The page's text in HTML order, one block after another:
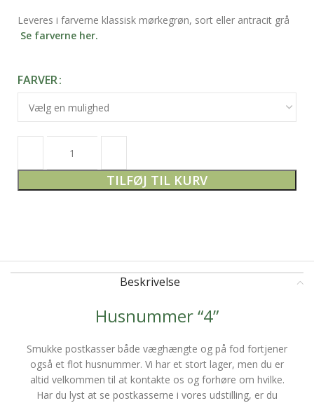
Leveres i farverne klassisk mørkegrøn, sort eller antracit grå
Se farverne her.
FARVER
TILFØJ TIL KURV
Beskrivelse
Husnummer “4”
Smukke postkasser både væghængte og på fod fortjener
også et flot husnummer. Vi har et stort lager, men du er
altid velkommen til at kontakte os og forhøre om hvilke.
Har du lyst at se postkasserne i vores udstilling, er du